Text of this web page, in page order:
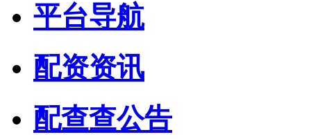
平台导航
配资资讯
配查查公告